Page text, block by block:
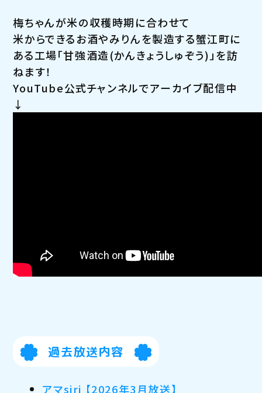
梅ちゃんが米の収穫時期に合わせて
米からできるお酒やみりんを製造する蟹江町に
ある工場「甘強酒造(かんきょうしゅぞう)」を訪
ねます！
YouTube公式チャンネルでアーカイブ配信中
↓
過去放送内容
アマsiri 【2026年3月放送】